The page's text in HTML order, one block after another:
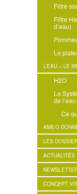
Filtre
Filtre
d’eau)
Le
L’EAU « LE
H2O
Le
de
Ce
AMILO
LES
ACTUALITÉS
CONCEPT